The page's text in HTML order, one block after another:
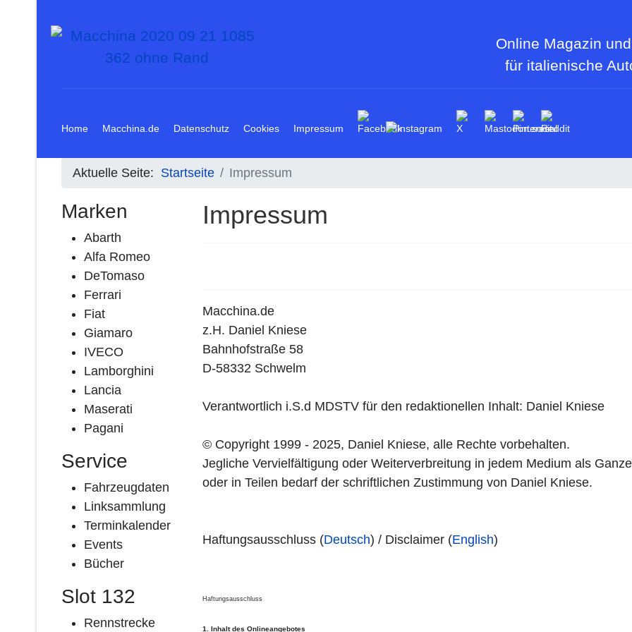
Online Magazin
für italienische
Home Macchina.de Datenschutz Cookies Impressum
Aktuelle Seite: Startseite Impressum
Marken
Abarth
Alfa Romeo
DeTomaso
Ferrari
Fiat
Giamaro
IVECO
Lamborghini
Lancia
Maserati
Pagani
Service
Fahrzeugdaten
Linksammlung
Terminkalender
Events
Bücher
Slot 132
Rennstrecke
Impressum
Macchina.de
z.H. Daniel Kniese
Bahnhofstraße 58
D-58332 Schwelm
Verantwortlich i.S.d MDSTV für den redaktionellen Inhalt: Daniel Kniese
© Copyright 1999 - 2025, Daniel Kniese, alle Rechte vorbehalten.
Jegliche Vervielfältigung oder Weiterverbreitung in jedem Medium als
oder in Teilen bedarf der schriftlichen Zustimmung von Daniel Kniese.
Haftungsausschluss (Deutsch) / Disclaimer (English)
Haftungsausschluss
1. Inhalt des Onlineangebotes